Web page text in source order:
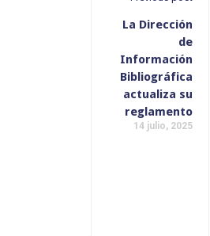
La Dirección
de
Información
Bibliográfica
actualiza su
reglamento
14 julio, 2025